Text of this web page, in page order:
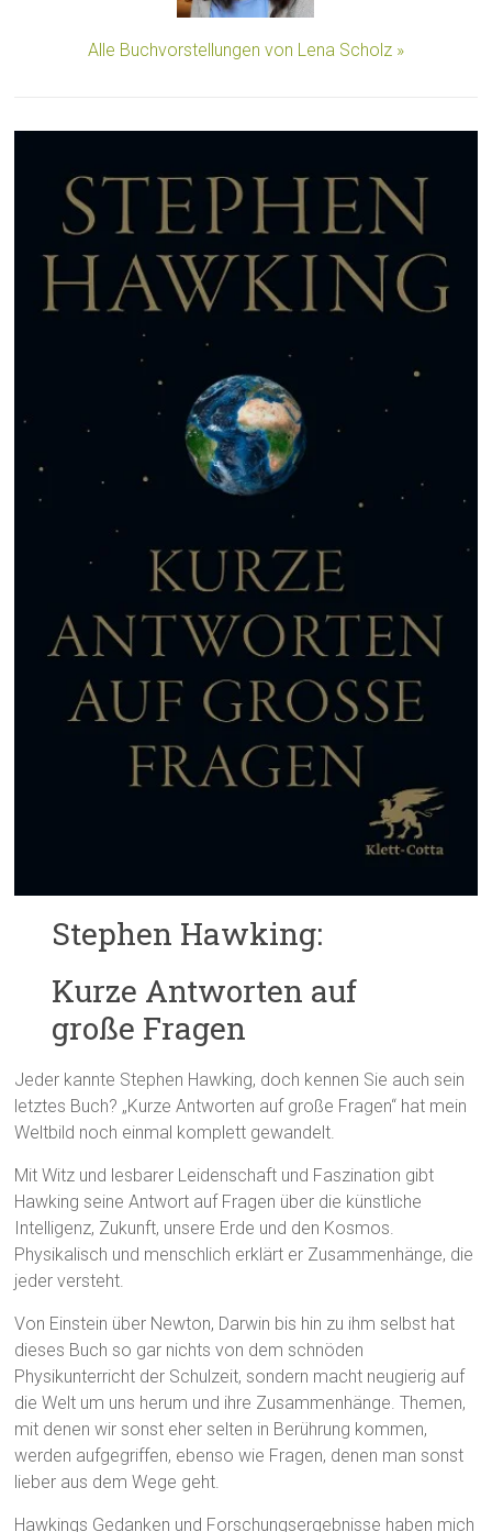
Alle Buchvorstellungen von Lena Scholz »
Stephen Hawking:
Kurze Antworten auf
große Fragen
Jeder kannte Stephen Hawking, doch kennen Sie auch sein
letztes Buch? „Kurze Antworten auf große Fragen“ hat mein
Weltbild noch einmal komplett gewandelt.
Mit Witz und lesbarer Leidenschaft und Faszination gibt
Hawking seine Antwort auf Fragen über die künstliche
Intelligenz, Zukunft, unsere Erde und den Kosmos.
Physikalisch und menschlich erklärt er Zusammenhänge, die
jeder versteht.
Von Einstein über Newton, Darwin bis hin zu ihm selbst hat
dieses Buch so gar nichts von dem schnöden
Physikunterricht der Schulzeit, sondern macht neugierig auf
die Welt um uns herum und ihre Zusammenhänge. Themen,
mit denen wir sonst eher selten in Berührung kommen,
werden aufgegriffen, ebenso wie Fragen, denen man sonst
lieber aus dem Wege geht.
Hawkings Gedanken und Forschungsergebnisse haben mich